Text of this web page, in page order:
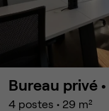
Bureau privé •
4 postes • 29 m²